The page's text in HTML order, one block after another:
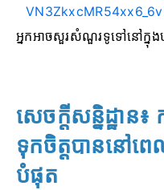
អ្នកអាចសួរសំណួរទូទៅនៅក្នុ
សេចក្តីសន្និដ្ឋាន៖
ទុកចិត្តបាននៅពេ
បំផុត